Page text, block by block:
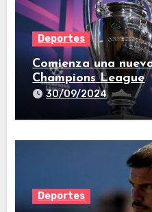
Deportes
Comienza una
Champions League
30/09/2024
Deportes